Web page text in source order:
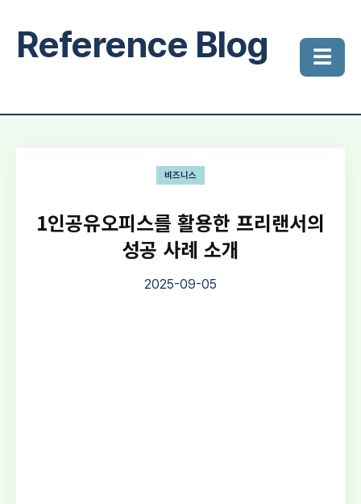
Reference Blog ☰
비즈니스
1인공유오피스를 활용한 프리랜서의
성공 사례 소개
2025-09-05